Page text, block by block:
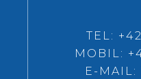
TEL:
MOBIL:
E-MAIL: